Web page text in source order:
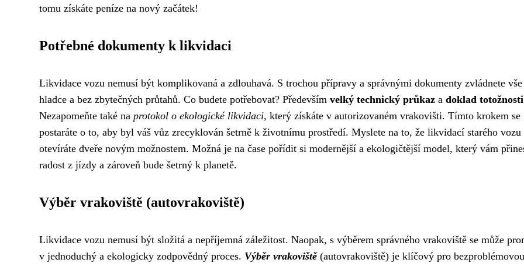
tomu získáte peníze na nový začátek!
Potřebné dokumenty k likvidaci
Likvidace vozu nemusí být komplikovaná a zdlouhavá. S trochou přípravy a správnými dokumenty zvládnete vše
hladce a bez zbytečných průtahů. Co budete potřebovat? Především velký technický průkaz a doklad totožnosti
Nezapomeňte také na protokol o ekologické likvidaci, který získáte v autorizovaném vrakovišti. Tímto krokem se
postaráte o to, aby byl váš vůz zrecyklován šetrně k životnímu prostředí. Myslete na to, že likvidací starého vozu
otevíráte dveře novým možnostem. Možná je na čase pořídit si modernější a ekologičtější model, který vám
radost z jízdy a zároveň bude šetrný k planetě.
Výběr vrakoviště (autovrakoviště)
Likvidace vozu nemusí být složitá a nepříjemná záležitost. Naopak, s výběrem správného vrakoviště se může
v jednoduchý a ekologicky zodpovědný proces. Výběr vrakoviště(autovrakoviště) je klíčový pro bezproblémovou